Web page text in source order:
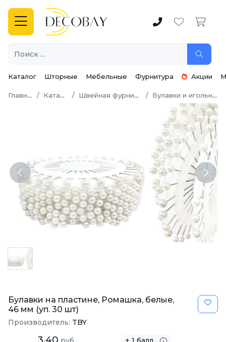
Каталог Шторные Мебельные Фурнитура Акции
Главная Каталог Швейная фурнитура Булавки и игольницы
Previous Next
Булавки на пластине, Ромашка, белые,
46 мм (уп. 30 шт)
Производитель: TBY
3,40